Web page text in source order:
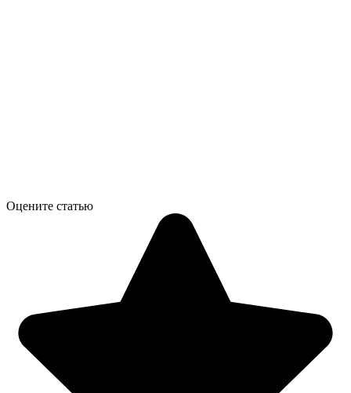
Оцените статью